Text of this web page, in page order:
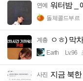
연예 워터밤 _
돌체콜드부르
계층 ㅇㅎ) 막
Earth Lv.96
사진 지금 북